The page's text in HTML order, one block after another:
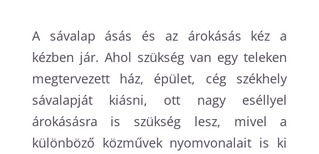
A sávalap ásás és az árokásás kéz a
kézben jár. Ahol szükség van egy teleken
megtervezett ház, épület, cég székhely
sávalapját kiásni, ott nagy eséllyel
árokásásra is szükség lesz, mivel a
különböző közművek nyomvonalait is ki